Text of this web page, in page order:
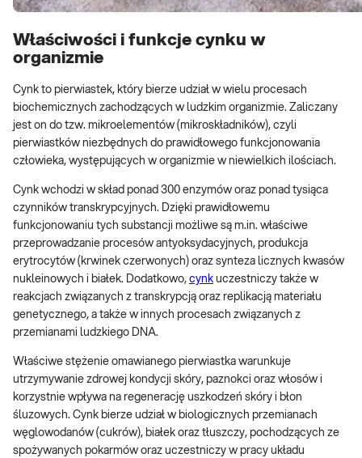
Właściwości i funkcje cynku w
organizmie
Cynk to pierwiastek, który bierze udział w wielu procesach
biochemicznych zachodzących w ludzkim organizmie. Zaliczany
jest on do tzw. mikroelementów (mikroskładników), czyli
pierwiastków niezbędnych do prawidłowego funkcjonowania
człowieka, występujących w organizmie w niewielkich ilościach.
Cynk wchodzi w skład ponad 300 enzymów oraz ponad tysiąca
czynników transkrypcyjnych. Dzięki prawidłowemu
funkcjonowaniu tych substancji możliwe są m.in. właściwe
przeprowadzanie procesów antyoksydacyjnych, produkcja
erytrocytów (krwinek czerwonych) oraz synteza licznych kwasów
nukleinowych i białek. Dodatkowo, cynk uczestniczy także w
reakcjach związanych z transkrypcją oraz replikacją materiału
genetycznego, a także w innych procesach związanych z
przemianami ludzkiego DNA.
Właściwe stężenie omawianego pierwiastka warunkuje
utrzymywanie zdrowej kondycji skóry, paznokci oraz włosów i
korzystnie wpływa na regenerację uszkodzeń skóry i błon
śluzowych. Cynk bierze udział w biologicznych przemianach
węglowodanów (cukrów), białek oraz tłuszczy, pochodzących ze
spożywanych pokarmów oraz uczestniczy w pracy układu